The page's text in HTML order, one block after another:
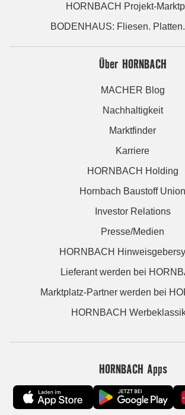
HORNBACH Projekt-
BODENHAUS: Fliesen.
Über HORNBACH
MACHER Blog
Nachhaltigkeit
Marktfinder
Karriere
HORNBACH Holding
Hornbach Baustoff Union
Investor Relations
Presse/Medien
HORNBACH
Lieferant werden bei
Marktplatz-Partner werden bei
HORNBACH
HORNBACH Apps